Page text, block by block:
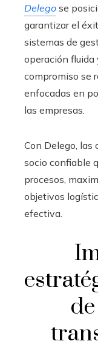
Delego se
garantizar el
sistemas de
operación fluida
compromiso se
enfocadas en
las empresas.
Con Delego, las
socio confiable
procesos,
objetivos
efectiva.